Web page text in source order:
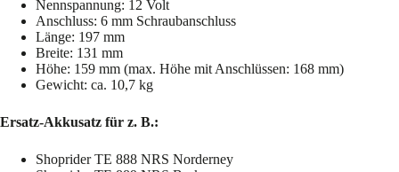
Nennspannung: 12 Volt
Anschluss: 6 mm Schraubanschluss
Länge: 197 mm
Breite: 131 mm
Höhe: 159 mm (max. Höhe mit Anschlüssen: 168 mm)
Gewicht: ca. 10,7 kg
Ersatz-Akkusatz für z. B.:
Shoprider TE 888 NRS Norderney